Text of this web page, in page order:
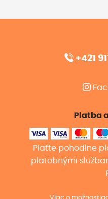
+421
Platba
Plaťte pohodlne
platobnými
Viac o